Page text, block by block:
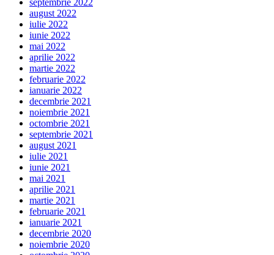
septembrie 2022
august 2022
iulie 2022
iunie 2022
mai 2022
aprilie 2022
martie 2022
februarie 2022
ianuarie 2022
decembrie 2021
noiembrie 2021
octombrie 2021
septembrie 2021
august 2021
iulie 2021
iunie 2021
mai 2021
aprilie 2021
martie 2021
februarie 2021
ianuarie 2021
decembrie 2020
noiembrie 2020